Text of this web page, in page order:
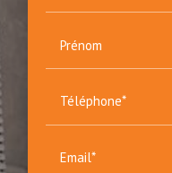
Prénom
Téléphone*
Email*